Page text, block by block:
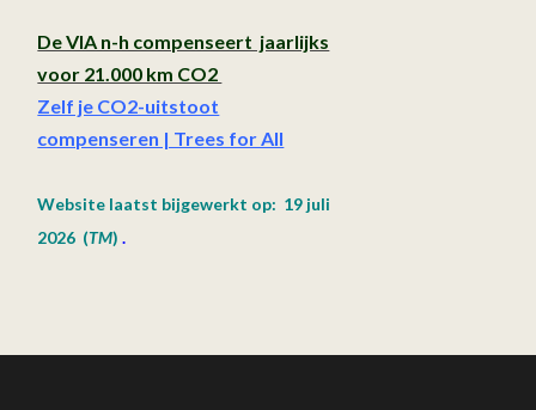
De VIA n-h compenseert jaarlijks
voor 21.000 km CO2
Zelf je CO2-uitstoot
compenseren | Trees for All
Website laatst bijgewerkt op: 19 juli
2026 (TM) .